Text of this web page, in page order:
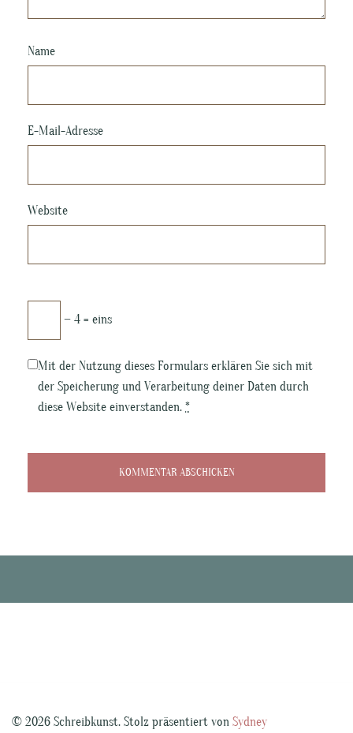
Name
E-Mail-Adresse
Website
− 4 = eins
Mit der Nutzung dieses Formulars erklären Sie sich mit
der Speicherung und Verarbeitung deiner Daten durch
diese Website einverstanden. *
© 2026 Schreibkunst. Stolz präsentiert von Sydney